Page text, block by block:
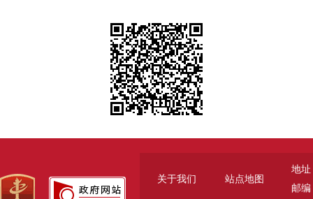
关于我们 站点地图
地址
邮编